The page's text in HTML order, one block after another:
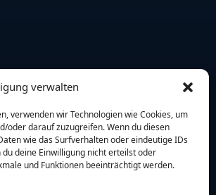
verwalten
verwenden wir Technologien wie Cookies, um
oder darauf zuzugreifen. Wenn du diesen
wie das Surfverhalten oder eindeutige IDs
deine Einwilligung nicht erteilst oder
und Funktionen beeinträchtigt werden.